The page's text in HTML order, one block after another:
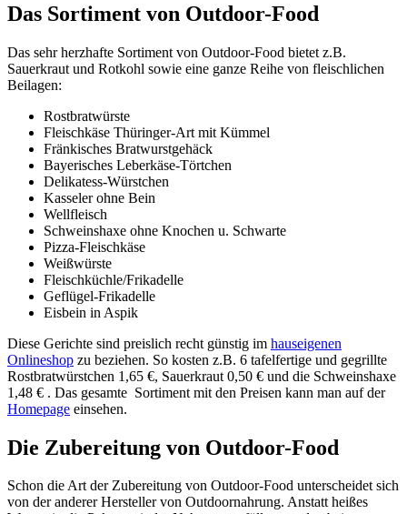
Das Sortiment von Outdoor-Food
Das sehr herzhafte Sortiment von Outdoor-Food bietet z.B.
Sauerkraut und Rotkohl sowie eine ganze Reihe von fleischlichen
Beilagen:
Rostbratwürste
Fleischkäse Thüringer-Art mit Kümmel
Fränkisches Bratwurstgehäck
Bayerisches Leberkäse-Törtchen
Delikatess-Würstchen
Kasseler ohne Bein
Wellfleisch
Schweinshaxe ohne Knochen u. Schwarte
Pizza-Fleischkäse
Weißwürste
Fleischküchle/Frikadelle
Geflügel-Frikadelle
Eisbein in Aspik
Diese Gerichte sind preislich recht günstig im hauseigenen
Onlineshop zu beziehen. So kosten z.B. 6 tafelfertige und gegrillte
Rostbratwürstchen 1,65 €, Sauerkraut 0,50 € und die Schweinshaxe
1,48 € . Das gesamte Sortiment mit den Preisen kann man auf der
Homepage einsehen.
Die Zubereitung von Outdoor-Food
Schon die Art der Zubereitung von Outdoor-Food unterscheidet sich
von der anderer Hersteller von Outdoornahrung. Anstatt heißes